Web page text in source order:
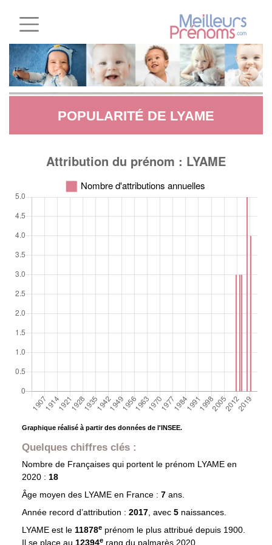
POPULARITÉ DE LYAME
Graphique réalisé à partir des données de l'INSEE.
Quelques chiffres clés :
Nombre de Françaises qui portent le prénom LYAME en
2020 : 18
Âge moyen des LYAMEen France : 7 ans.
Année record d’attribution : 2017, avec 5 naissances.
LYAME est le 11878eprénom le plus attribué depuis 1900.
Il se place au 12394e rang du palmarès 2020.